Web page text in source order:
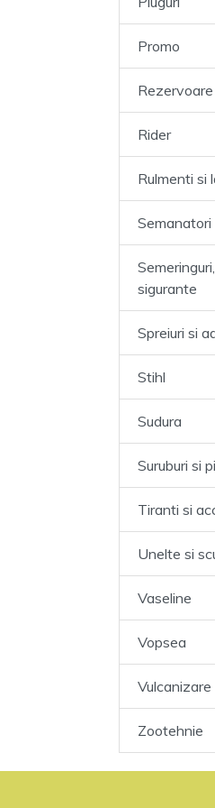
Promo
Rezervoare
Rider
Rulmenti si
Semanatori
sigurante
Spreiuri si
Stihl
Sudura
Suruburi si
Tiranti si
Unelte si
Vaseline
Vopsea
Vulcanizare
Zootehnie